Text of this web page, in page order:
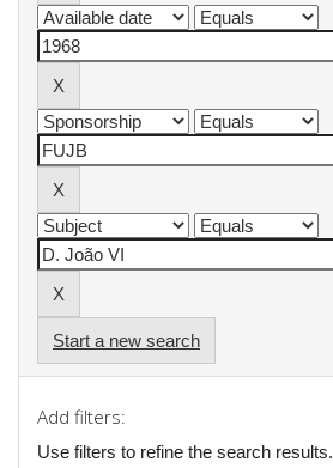
Start a new search
Add filters:
Use filters to refine the search results.